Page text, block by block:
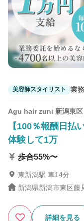
講師・インストラク
雇用形態
詳細条件
美容師スタイリスト 業
Agu hair zuni 新潟東区
【100％報酬日払
体験して1万
歩合55%〜
東新潟駅 車14分
新潟県新潟市東区藤
詳細を見る